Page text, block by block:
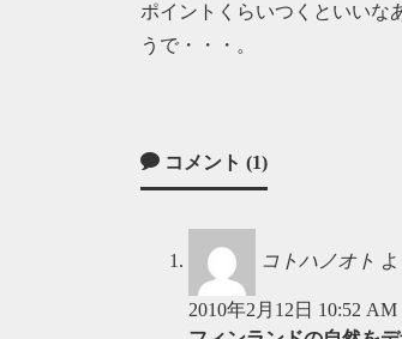
ポイントくらいつくといいな
うで・・・。
コメント (1)
コトハノオト
2010年2月12日 10:52 AM